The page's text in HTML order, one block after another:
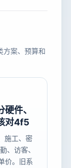
方案、预算和
件、
对4f5
施工、密
、访客、
价。旧系